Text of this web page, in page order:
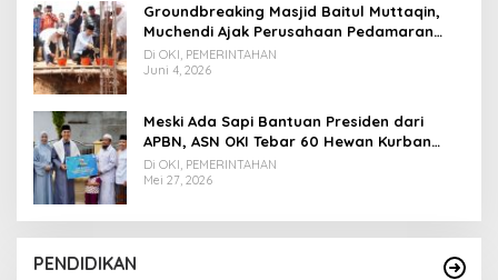
Groundbreaking Masjid Baitul Muttaqin,
Muchendi Ajak Perusahaan Pedamaran
Timur Turut Bantu
Di OKI, PEMERINTAHAN
Juni 4, 2026
Meski Ada Sapi Bantuan Presiden dari
APBN, ASN OKI Tebar 60 Hewan Kurban
Tanpa Gunakan APBD
Di OKI, PEMERINTAHAN
Mei 27, 2026
PENDIDIKAN